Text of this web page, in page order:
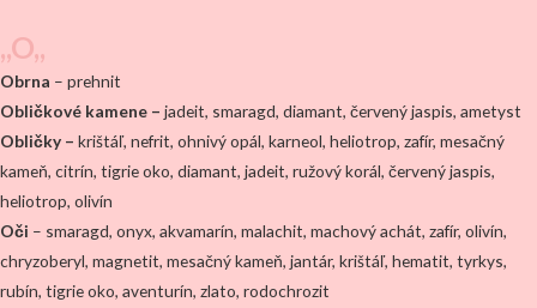
,,O,,
Obrna – prehnit
Obličkové kamene – jadeit, smaragd, diamant, červený jaspis, ametyst
Obličky – krištáľ, nefrit, ohnivý opál, karneol, heliotrop, zafír, mesačný
kameň, citrín, tigrie oko, diamant, jadeit, ružový korál, červený jaspis,
heliotrop, olivín
Oči – smaragd, onyx, akvamarín, malachit, machový achát, zafír, olivín,
chryzoberyl, magnetit, mesačný kameň, jantár, krištáľ, hematit, tyrkys,
rubín, tigrie oko, aventurín, zlato, rodochrozit